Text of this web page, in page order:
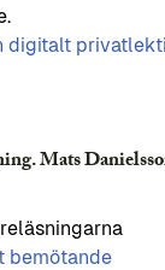
digitalt
Mats
bemötande